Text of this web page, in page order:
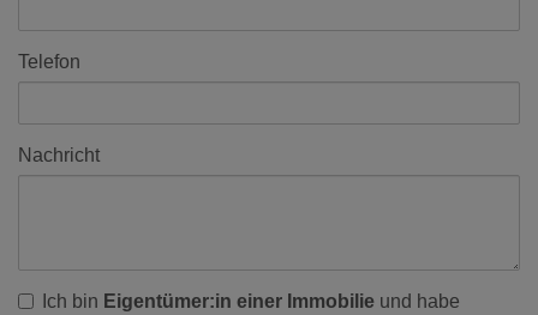
Telefon
Nachricht
Ich bin Eigentümer:in einer Immobilie und habe